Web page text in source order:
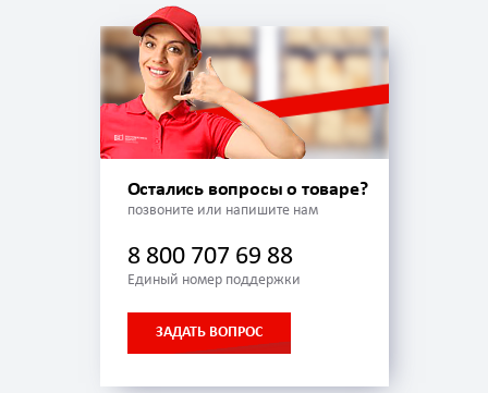
Остались вопросы о товаре?
позвоните или напишите нам
8 800 707 69 88
Единый номер поддержки
ЗАДАТЬ ВОПРОС